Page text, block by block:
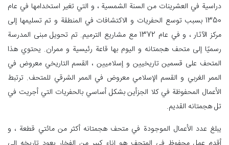
دراسية في العشرينات من السنة الشمسية ، و التي تغير استخدامها في عام
1350 بسبب توسع الحفريات و الاكتشافات في المنطقة و تم تسليمها إلى
مركز الآثار ، و في عام 1372 مع مشاريع الترميم. تم تحويل مبنى المدرسة
رسميًا إلى متحف هجمتانه و اليوم بها قاعة رئيسية و ممران. يحتوي هذا
المتحف على قسمين تاريخيين و إسلاميين ، القسم التاريخي معروض في
الممر الغربي و القسم الإسلامي معروض في الممر الشرقي للمتحف. ترتبط
الأعمال المحفوظة في كلا الجزأين بشكل أساسي بالحفريات التي أجريت في
تل هجمتانه القديم.
يبلغ عدد الأعمال الموجودة في متحف هجمتانه أكثر من مائتي قطعة ، و